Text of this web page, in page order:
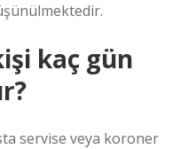
kaç gün
servise veya koroner